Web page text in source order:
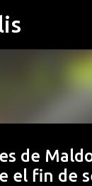
de
el fin de